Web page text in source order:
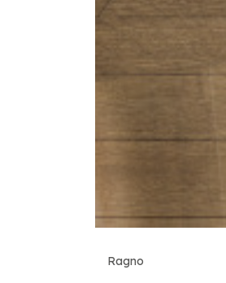
Ragno